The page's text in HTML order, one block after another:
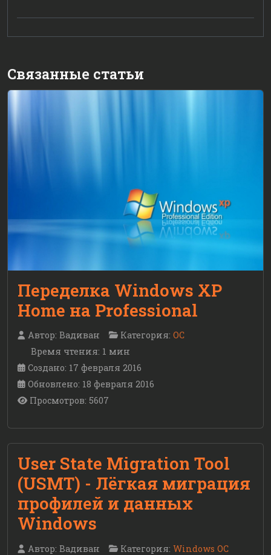
Связанные статьи
Переделка Windows XP
Home на Professional
Автор: Вадиван Категория: ОС
Время чтения: 1 мин
Создано: 17 февраля 2016
Обновлено: 18 февраля 2016
Просмотров: 5607
User State Migration Tool
(USMT) - Лёгкая миграция
профилей и данных
Windows
Автор: Вадиван Категория: Windows ОС